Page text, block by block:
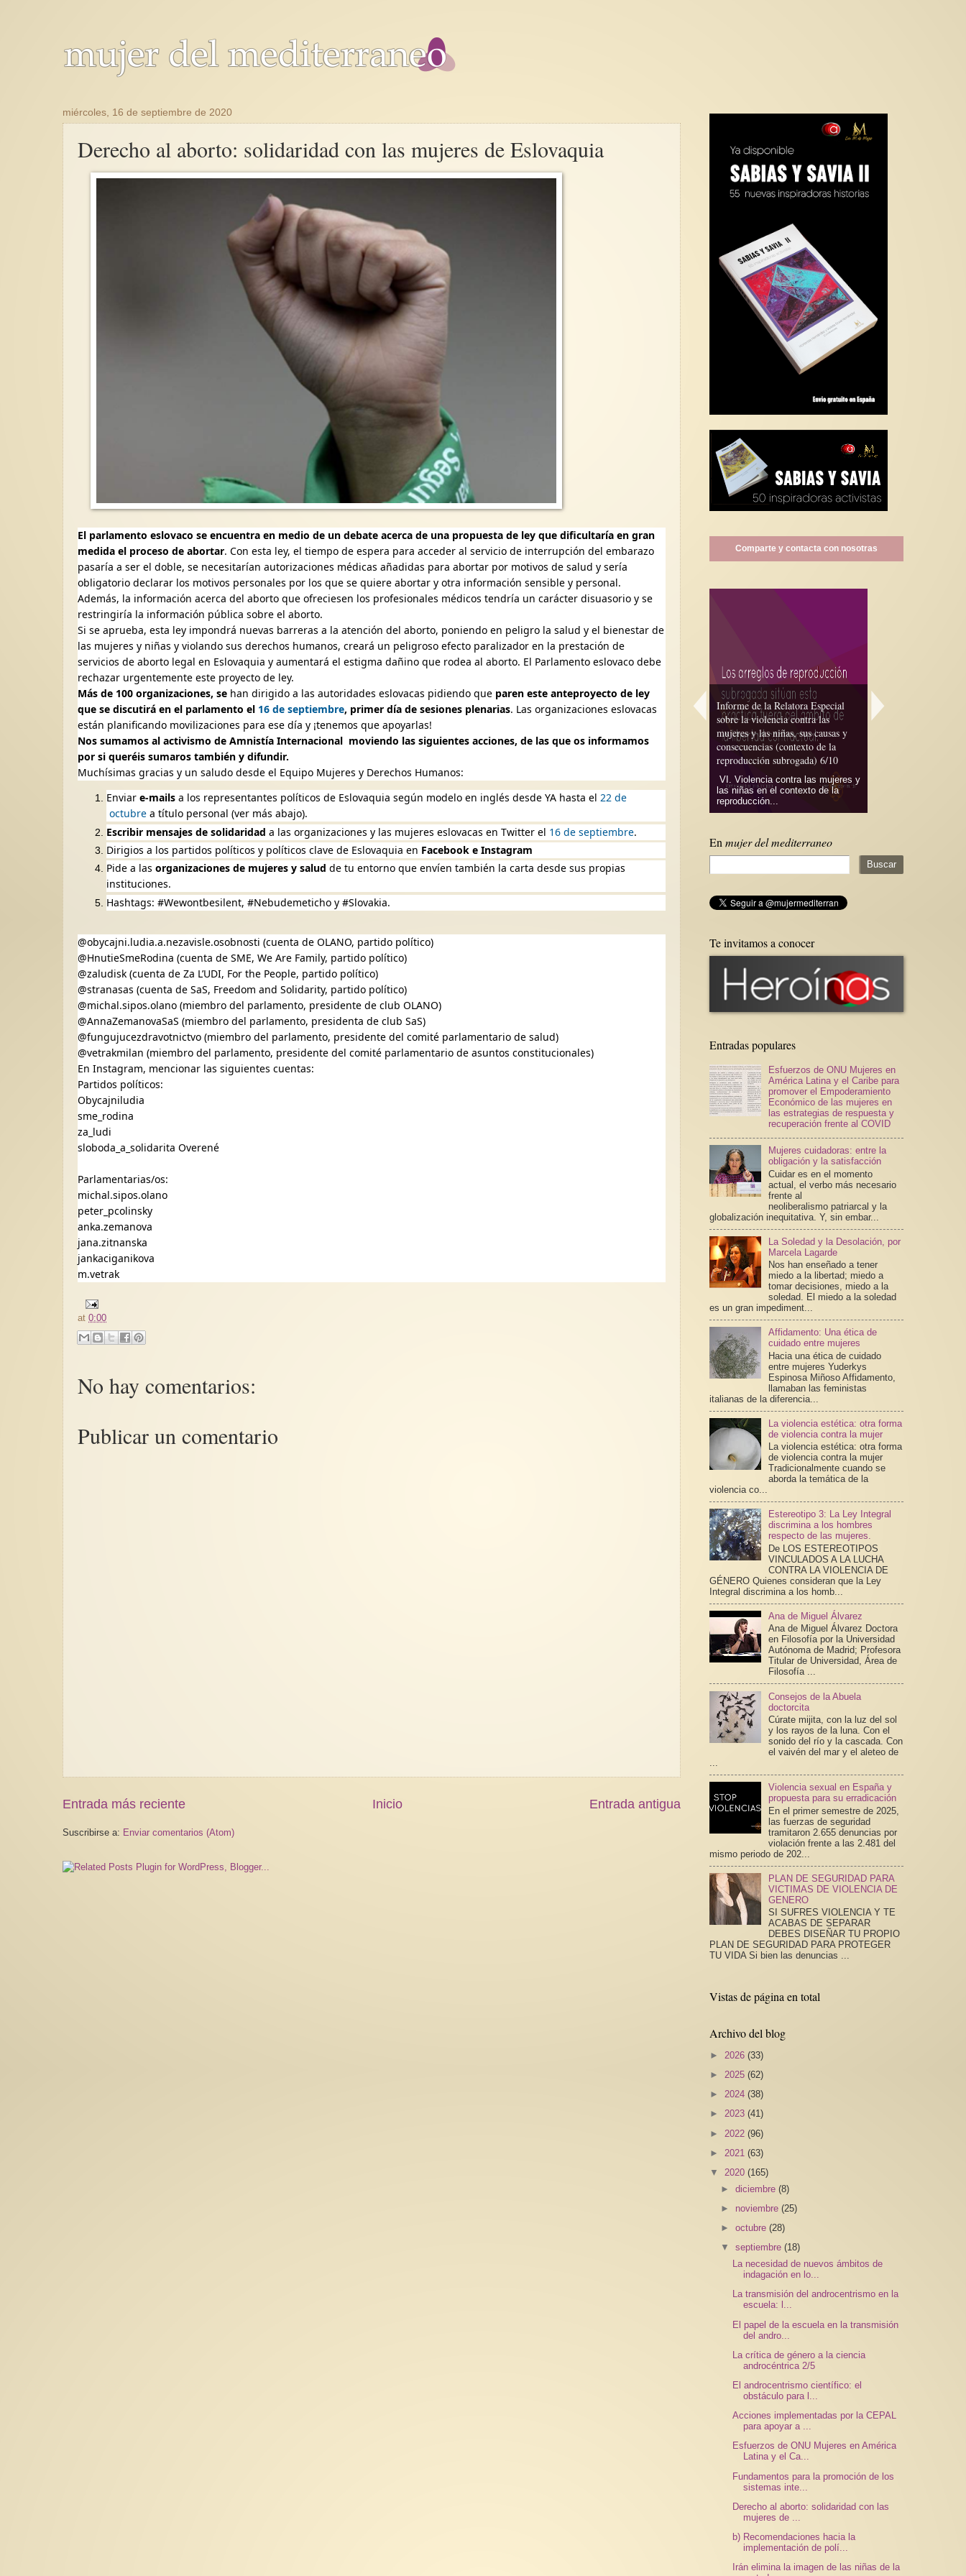
miércoles, 16 de septiembre de 2020
Derecho al aborto: solidaridad con las mujeres de Eslovaquia
El parlamento eslovaco se encuentra en medio de un debate acerca de una propuesta de ley que dificultaría en gran
medida el proceso de abortar. Con esta ley, el tiempo de espera para acceder al servicio de interrupción del embarazo
pasaría a ser el doble, se necesitarían autorizaciones médicas añadidas para abortar por motivos de salud y sería
obligatorio declarar los motivos personales por los que se quiere abortar y otra información sensible y personal.
Además, la información acerca del aborto que ofreciesen los profesionales médicos tendría un carácter disuasorio y se
restringiría la información pública sobre el aborto.
Si se aprueba, esta ley impondrá nuevas barreras a la atención del aborto, poniendo en peligro la salud y el bienestar de
las mujeres y niñas y violando sus derechos humanos, creará un peligroso efecto paralizador en la prestación de
servicios de aborto legal en Eslovaquia y aumentará el estigma dañino que rodea al aborto. El Parlamento eslovaco debe
rechazar urgentemente este proyecto de ley.
Más de 100 organizaciones, se han dirigido a las autoridades eslovacas pidiendo que paren este anteproyecto de ley
que se discutirá en el parlamento el 16 de septiembre, primer día de sesiones plenarias. Las organizaciones eslovacas
están planificando movilizaciones para ese día y ¡tenemos que apoyarlas!
Nos sumamos al activismo de Amnistía Internacional moviendo las siguientes acciones, de las que os informamos
por si queréis sumaros también y difundir.
Muchísimas gracias y un saludo desde el Equipo Mujeres y Derechos Humanos:
Enviar e-mails a los representantes políticos de Eslovaquia según modelo en inglés desde YA hasta el22 de
octubre a título personal (ver más abajo).
Escribir mensajes de solidaridad a las organizaciones y las mujeres eslovacas en Twitter el 16 de septiembre.
Dirigios a los partidos políticos y políticos clave de Eslovaquia en Facebook e Instagram
Pide a lasorganizaciones de mujeres y salud de tu entorno que envíen también la carta desde sus propias
instituciones.
Hashtags: #Wewontbesilent, #Nebudemeticho y #Slovakia.
@obycajni.ludia.a.nezavisle.osobnosti (cuenta de OLANO, partido político)
@HnutieSmeRodina (cuenta de SME, We Are Family, partido político)
@zaludisk (cuenta de Za L’UDI, For the People, partido político)
@stranasas (cuenta de SaS, Freedom and Solidarity, partido político)
@michal.sipos.olano (miembro del parlamento, presidente de club OLANO)
@AnnaZemanovaSaS (miembro del parlamento, presidenta de club SaS)
@fungujucezdravotnictvo (miembro del parlamento, presidente del comité parlamentario de salud)
@vetrakmilan (miembro del parlamento, presidente del comité parlamentario de asuntos constitucionales)
En Instagram, mencionar las siguientes cuentas:
Partidos políticos:
Obycajniludia
sme_rodina
za_ludi
sloboda_a_solidarita Overené
Parlamentarias/os:
michal.sipos.olano
peter_pcolinsky
anka.zemanova
jana.zitnanska
jankaciganikova
m.vetrak
at0:00
No hay comentarios:
Publicar un comentario
Entrada más reciente Entrada antigua
Inicio
Suscribirse a: Enviar comentarios (Atom)
Comparte y contacta con nosotras
REGALA FEMINISMO: El
camino de regreso de Rita Laura
"El camino de regreso" es el
primer libro de poesía de la
feminista Rita Laura Segato,...
¿Porqué leer literatura feminista
Ser hispana y vivir en Estados
Unidos, me ha hecho estar más
familiarizada con la historia,...
Informe de la Relatora Especial
sobre la violencia contra las
mujeres y las niñas, sus causas y
consecuencias (contexto de la
reproducción subrogada) 6/10
VI. Violencia contra las mujeres y
las niñas en el contexto de la
reproducción...
En mujer del mediterraneo
Te invitamos a conocer
Entradas populares
Esfuerzos de ONU Mujeres en
América Latina y el Caribe para
promover el Empoderamiento
Económico de las mujeres en
las estrategias de respuesta y
recuperación frente al COVID
Mujeres cuidadoras: entre la
obligación y la satisfacción
Cuidar es en el momento
actual, el verbo más necesario
frente al
neoliberalismo patriarcal y la
globalización inequitativa. Y, sin embar...
La Soledad y la Desolación, por
Marcela Lagarde
Nos han enseñado a tener
miedo a la libertad; miedo a
tomar decisiones, miedo a la
soledad. El miedo a la soledad
es un gran impediment...
Affidamento: Una ética de
cuidado entre mujeres
Hacia una ética de cuidado
entre mujeres Yuderkys
Espinosa Miñoso Affidamento,
llamaban las feministas
italianas de la diferencia...
La violencia estética: otra forma
de violencia contra la mujer
La violencia estética: otra forma
de violencia contra la mujer
Tradicionalmente cuando se
aborda la temática de la
violencia co...
Estereotipo 3: La Ley Integral
discrimina a los hombres
respecto de las mujeres.
De LOS ESTEREOTIPOS
VINCULADOS A LA LUCHA
CONTRA LA VIOLENCIA DE
GÉNERO Quienes consideran que la Ley
Integral discrimina a los homb...
Ana de Miguel Álvarez
Ana de Miguel Álvarez Doctora
en Filosofía por la Universidad
Autónoma de Madrid; Profesora
Titular de Universidad, Área de
Filosofía ...
Consejos de la Abuela
doctorcita
Cúrate mijita, con la luz del sol
y los rayos de la luna. Con el
sonido del río y la cascada. Con
el vaivén del mar y el aleteo de
...
Violencia sexual en España y
propuesta para su erradicación
En el primer semestre de 2025,
las fuerzas de seguridad
tramitaron 2.655 denuncias por
violación frente a las 2.481 del
mismo periodo de 202...
PLAN DE SEGURIDAD PARA
VICTIMAS DE VIOLENCIA DE
GENERO
SI SUFRES VIOLENCIA Y TE
ACABAS DE SEPARAR
DEBES DISEÑAR TU PROPIO
PLAN DE SEGURIDAD PARA PROTEGER
TU VIDA Si bien las denuncias ...
Vistas de página en total
Archivo del blog
► 2026 (33)
► 2025 (62)
► 2024 (38)
► 2023 (41)
► 2022 (96)
► 2021 (63)
▼ 2020 (165)
►diciembre(8)
► noviembre(25)
►octubre(28)
▼septiembre(18)
La necesidad de nuevos ámbitos de
indagación en lo...
La transmisión del androcentrismo en la
escuela: l...
El papel de la escuela en la transmisión
del andro...
La crítica de género a la ciencia
androcéntrica 2/5
El androcentrismo científico: el
obstáculo para l...
Acciones implementadas por la CEPAL
para apoyar a ...
Esfuerzos de ONU Mujeres en América
Latina y el Ca...
Fundamentos para la promoción de los
sistemas inte...
Derecho al aborto: solidaridad con las
mujeres de ...
b) Recomendaciones hacia la
implementación de polí...
Irán elimina la imagen de las niñas de la